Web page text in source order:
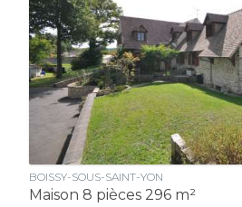
BOISSY-SOUS-SAINT-YON
Maison 8 pièces 296 m²